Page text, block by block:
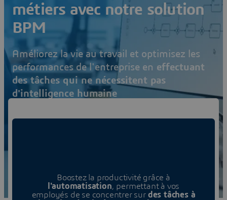
métiers avec notre solution
BPM
Améliorez la vie au travail et optimisez les
performances de l'entreprise en effectuant
des tâches qui ne nécessitent pas
d'intelligence humaine
Boostez la productivité grâce à
l'automatisation, permettant à vos
employés de se concentrer sur des tâches à